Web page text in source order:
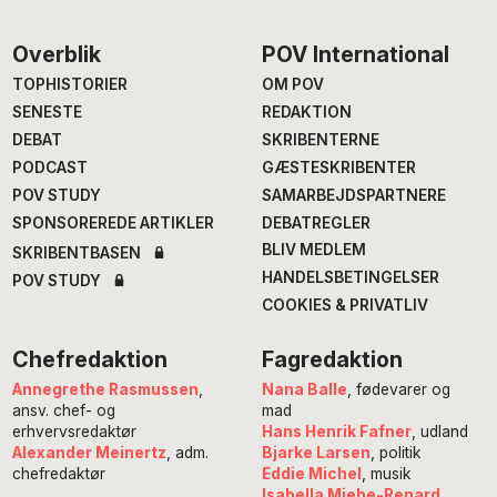
Footer
Overblik
TOPHISTORIER
SENESTE
DEBAT
PODCAST
POV STUDY
SPONSOREREDE ARTIKLER
SKRIBENTBASEN
POV STUDY
POV International
OM POV
REDAKTION
SKRIBENTERNE
GÆSTESKRIBENTER
SAMARBEJDSPARTNERE
DEBATREGLER
BLIV MEDLEM
HANDELSBETINGELSER
COOKIES & PRIVATLIV
Chefredaktion
Annegrethe Rasmussen
ansv. chef- og
erhvervsredaktør
Alexander Meinertz , adm.
chefredaktør
Fagredaktion
Nana Balle , fødevarer og
mad
Hans Henrik Fafner, udland
Bjarke Larsen , politik
Eddie Michel
, musik